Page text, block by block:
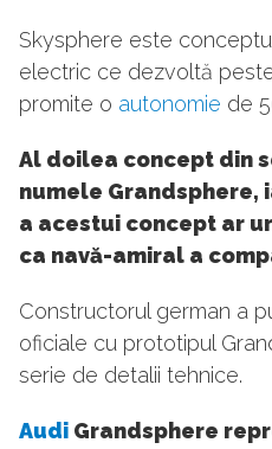
Skysphere este
electric ce dezvoltă
promite o autonomie de
Al doilea concept din
numele Grandsphere,
a acestui concept ar
ca navă-amiral a
Constructorul german a
oficiale cu prototipul
serie de detalii tehnice.
Audi Grandsphere